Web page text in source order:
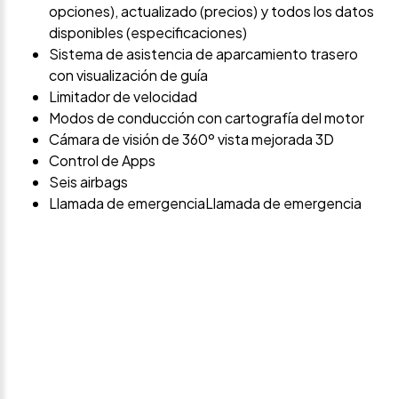
opciones), actualizado (precios) y todos los datos
disponibles (especificaciones)
Sistema de asistencia de aparcamiento trasero
con visualización de guía
Limitador de velocidad
Modos de conducción con cartografía del motor
Cámara de visión de 360º vista mejorada 3D
Control de Apps
Seis airbags
Llamada de emergenciaLlamada de emergencia